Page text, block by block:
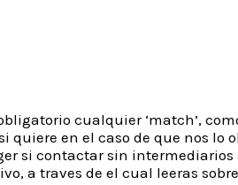
uno de dichos ‘amigos’ te
Sobre esta listado podras
en vd..
cualquier ‘match’,
quiere en el caso de que nos
si contactar sin
a traves de el cual leeras